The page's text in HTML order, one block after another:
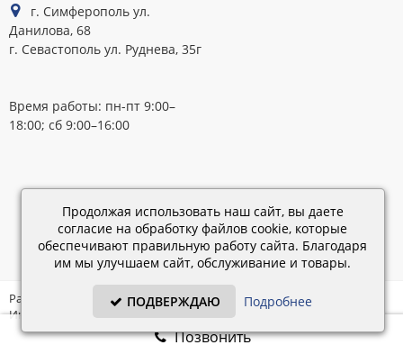
г. Симферополь ул.
Данилова, 68
г. Севастополь ул. Руднева, 35г
Время работы: пн-пт 9:00–
18:00; сб 9:00–16:00
Каталог
28.02.2019
15:45
Разработка: «IT - Консультант» ©
Интернет-магазин на платформе «Электронный заказ» ©
Продолжая использовать наш сайт, вы даете
согласие на обработку файлов cookie, которые
обеспечивают правильную работу сайта. Благодаря
им мы улучшаем сайт, обслуживание и товары.
ПОДВЕРЖДАЮ Подробнее
Позвонить